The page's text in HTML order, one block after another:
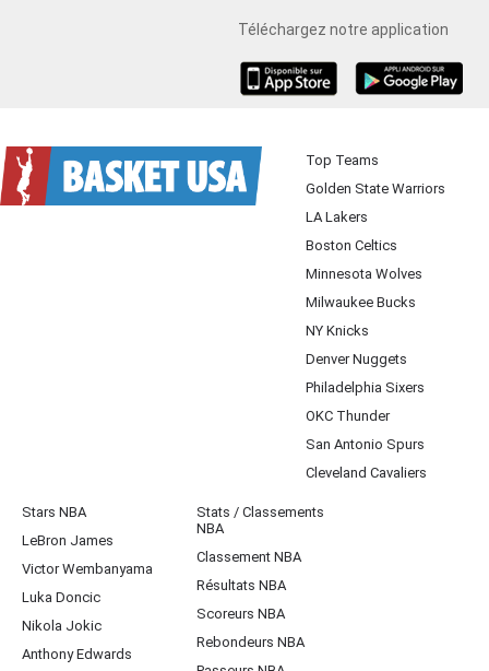
Téléchargez notre application
Top Teams
Golden State Warriors
LA Lakers
Boston Celtics
Minnesota Wolves
Milwaukee Bucks
NY Knicks
Denver Nuggets
Philadelphia Sixers
OKC Thunder
San Antonio Spurs
Cleveland Cavaliers
Stars NBA
LeBron James
Victor Wembanyama
Luka Doncic
Nikola Jokic
Anthony Edwards
Stats / Classements
NBA
Classement NBA
Résultats NBA
Scoreurs NBA
Rebondeurs NBA